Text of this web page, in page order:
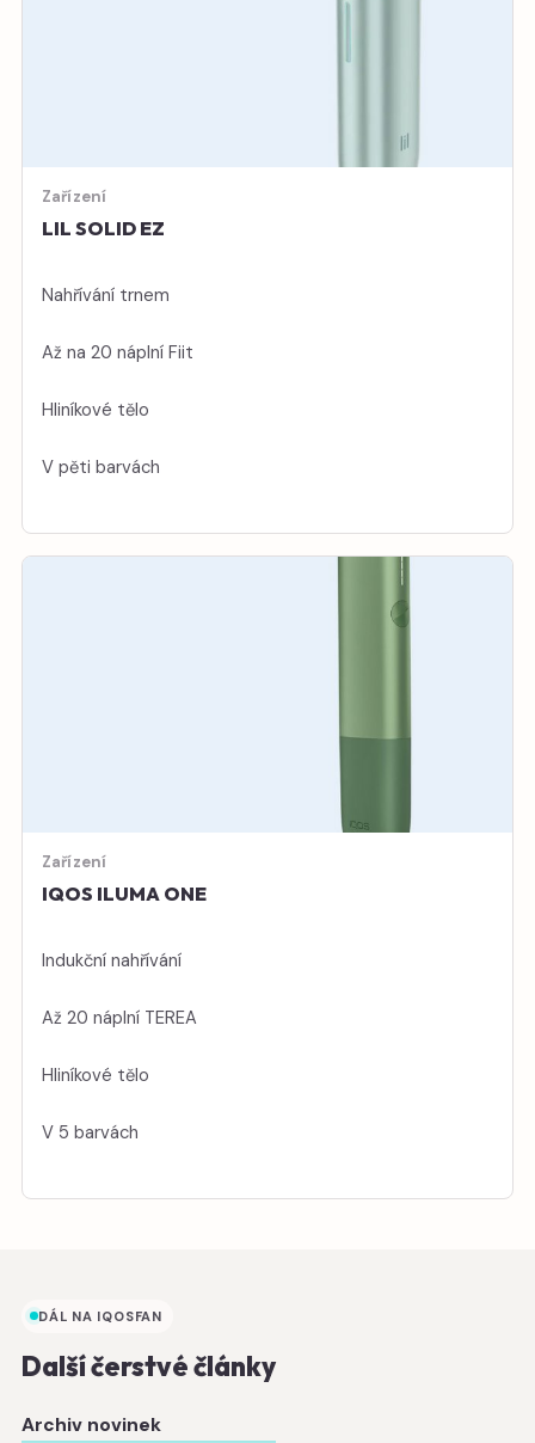
Zařízení
LIL SOLID EZ
Nahřívání trnem
Až na 20 náplní Fiit
Hliníkové tělo
V pěti barvách
Zařízení
IQOS ILUMA ONE
Indukční nahřívání
Až 20 náplní TEREA
Hliníkové tělo
V 5 barvách
DÁL NA IQOSFAN
Další čerstvé články
Archiv novinek